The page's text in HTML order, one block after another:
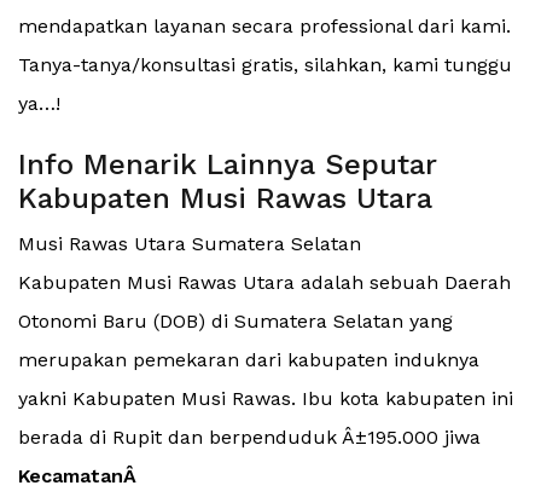
mendapatkan layanan secara professional dari kami.
Tanya-tanya/konsultasi gratis, silahkan, kami tunggu
ya…!
Info Menarik Lainnya Seputar
Kabupaten Musi Rawas Utara
Musi Rawas Utara Sumatera Selatan
Kabupaten Musi Rawas Utara adalah sebuah Daerah
Otonomi Baru (DOB) di Sumatera Selatan yang
merupakan pemekaran dari kabupaten induknya
yakni Kabupaten Musi Rawas. Ibu kota kabupaten ini
berada di Rupit dan berpenduduk Â±195.000 jiwa
KecamatanÂ